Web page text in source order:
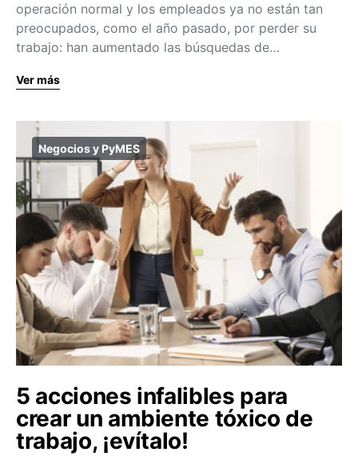
operación normal y los empleados ya no están tan
preocupados, como el año pasado, por perder su
trabajo: han aumentado las búsquedas de…
Ver más
Negocios y PyMES
5 acciones infalibles para
crear un ambiente tóxico de
trabajo, ¡evítalo!